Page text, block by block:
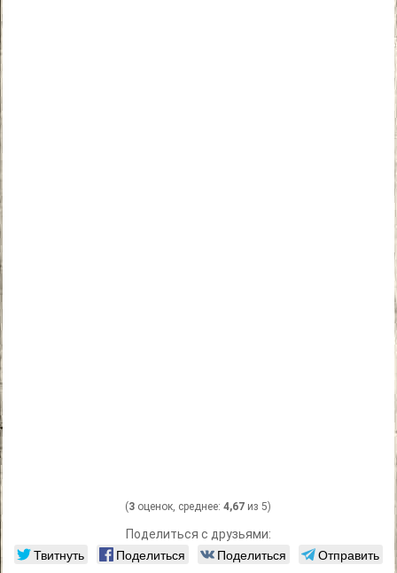
(3 оценок, среднее:4,67 из 5)
Поделиться с друзьями:
Твитнуть Поделиться Поделиться
Отправить